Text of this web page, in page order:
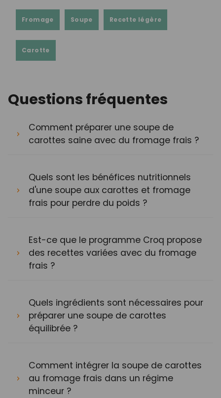
Fromage Soupe Recette légère
Carotte
Questions fréquentes
Comment préparer une soupe de
carottes saine avec du fromage frais ?
Quels sont les bénéfices nutritionnels
d'une soupe aux carottes et fromage
frais pour perdre du poids ?
Est-ce que le programme Croq propose
des recettes variées avec du fromage
frais ?
Quels ingrédients sont nécessaires pour
préparer une soupe de carottes
équilibrée ?
Comment intégrer la soupe de carottes
au fromage frais dans un régime
minceur ?